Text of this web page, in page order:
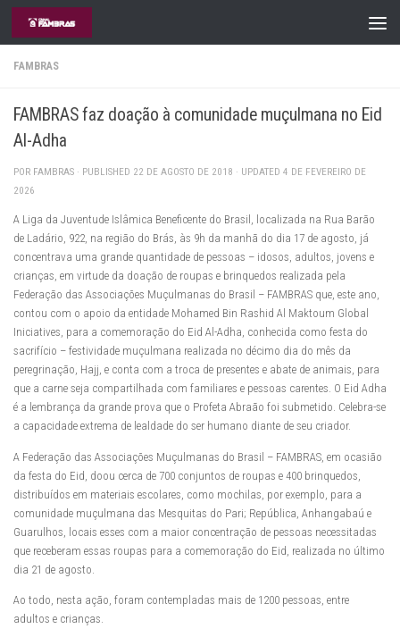
Skip to content
FAMBRAS
FAMBRAS faz doação à comunidade muçulmana no Eid
Al-Adha
POR FAMBRAS · PUBLISHED 22 DE AGOSTO DE 2018 · UPDATED 4 DE FEVEREIRO DE
2026
A Liga da Juventude Islâmica Beneficente do Brasil, localizada na Rua Barão
de Ladário, 922, na região do Brás, às 9h da manhã do dia 17 de agosto, já
concentrava uma grande quantidade de pessoas – idosos, adultos, jovens e
crianças, em virtude da doação de roupas e brinquedos realizada pela
Federação das Associações Muçulmanas do Brasil – FAMBRAS que, este ano,
contou com o apoio da entidade Mohamed Bin Rashid Al Maktoum Global
Iniciatives, para a comemoração do Eid Al-Adha, conhecida como festa do
sacrifício – festividade muçulmana realizada no décimo dia do mês da
peregrinação, Hajj, e conta com a troca de presentes e abate de animais, para
que a carne seja compartilhada com familiares e pessoas carentes. O Eid Adha
é a lembrança da grande prova que o Profeta Abraão foi submetido. Celebra-se
a capacidade extrema de lealdade do ser humano diante de seu criador.
A Federação das Associações Muçulmanas do Brasil – FAMBRAS, em ocasião
da festa do Eid, doou cerca de 700 conjuntos de roupas e 400 brinquedos,
distribuídos em materiais escolares, como mochilas, por exemplo, para a
comunidade muçulmana das Mesquitas do Pari; República, Anhangabaú e
Guarulhos, locais esses com a maior concentração de pessoas necessitadas
que receberam essas roupas para a comemoração do Eid, realizada no último
dia 21 de agosto.
Ao todo, nesta ação, foram contempladas mais de 1200 pessoas, entre
adultos e crianças.